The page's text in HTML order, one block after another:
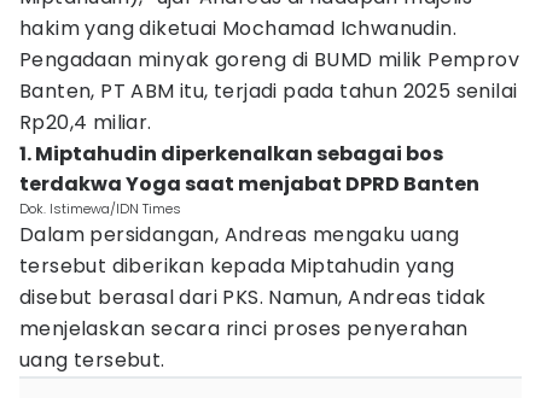
hakim yang diketuai Mochamad Ichwanudin.
Pengadaan minyak goreng di BUMD milik Pemprov
Banten, PT ABM itu, terjadi pada tahun 2025 senilai
Rp20,4 miliar.
1. Miptahudin diperkenalkan sebagai bos
terdakwa Yoga saat menjabat DPRD Banten
Dok. Istimewa/IDN Times
Dalam persidangan, Andreas mengaku uang
tersebut diberikan kepada Miptahudin yang
disebut berasal dari PKS. Namun, Andreas tidak
menjelaskan secara rinci proses penyerahan
uang tersebut.